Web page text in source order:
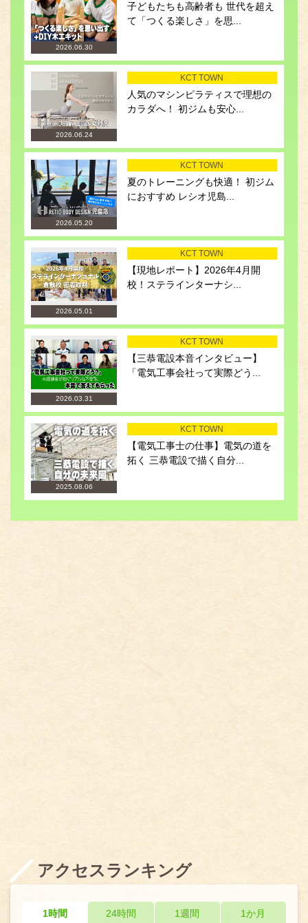
2026.06.30
子どもたちも高齢者も 世代を超え
て「つくる楽しさ」を思...
2026.06.24
KCT TOWN
人気のマシンピラティスで理想の
カラダへ！ 初ジムも安心...
2026.05.20
KCT TOWN
夏のトレーニングも快適！ 初ジム
におすすめ レシオ児島...
2026.05.01
KCT TOWN
【現地レポート】2026年4月開
校！ステラインターナシ...
2026.03.31
KCT TOWN
【三恭電設本音インタビュー】
「電気工事会社って実際どう...
2025.08.06
KCT TOWN
【電気工事士の仕事】電気の道を
拓く 三恭電設で描く自分...
アクセスランキング
1時間 24時間 1週間 1か月